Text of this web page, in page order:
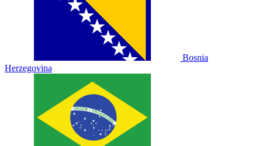
Bosnia
Herzegovina